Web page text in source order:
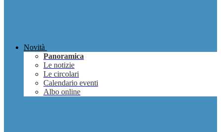
Novità
Panoramica
Le notizie
Le circolari
Calendario eventi
Albo online